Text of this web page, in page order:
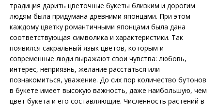
традиция дарить цветочные букеты близким и дорогим
людям была придумана древними японцами. При этом
каждому цветку романтичными японцами была дана
соответствующая символика и характеристики. Так
появился сакральный язык цветов, которым и
современные люди выражают свои чувства: любовь,
интерес, неприязнь, желание расстаться или
познакомиться, уважение. До сих пор количество бутонов
в букете имеет высокую важность, даже наибольшую, чем
цвет букета и его составляющие. Численность растений в